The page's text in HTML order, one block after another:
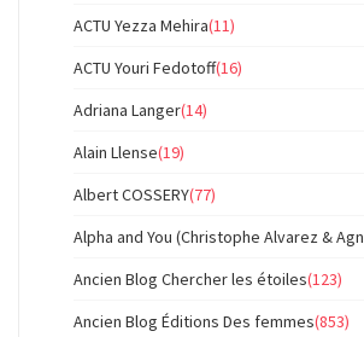
ACTU Yezza Mehira(11)
ACTU Youri Fedotoff(16)
Adriana Langer(14)
Alain Llense(19)
Albert COSSERY(77)
Alpha and You (Christophe Alvarez &
Ancien Blog Chercher les étoiles(123)
Ancien Blog Éditions Des femmes(853)